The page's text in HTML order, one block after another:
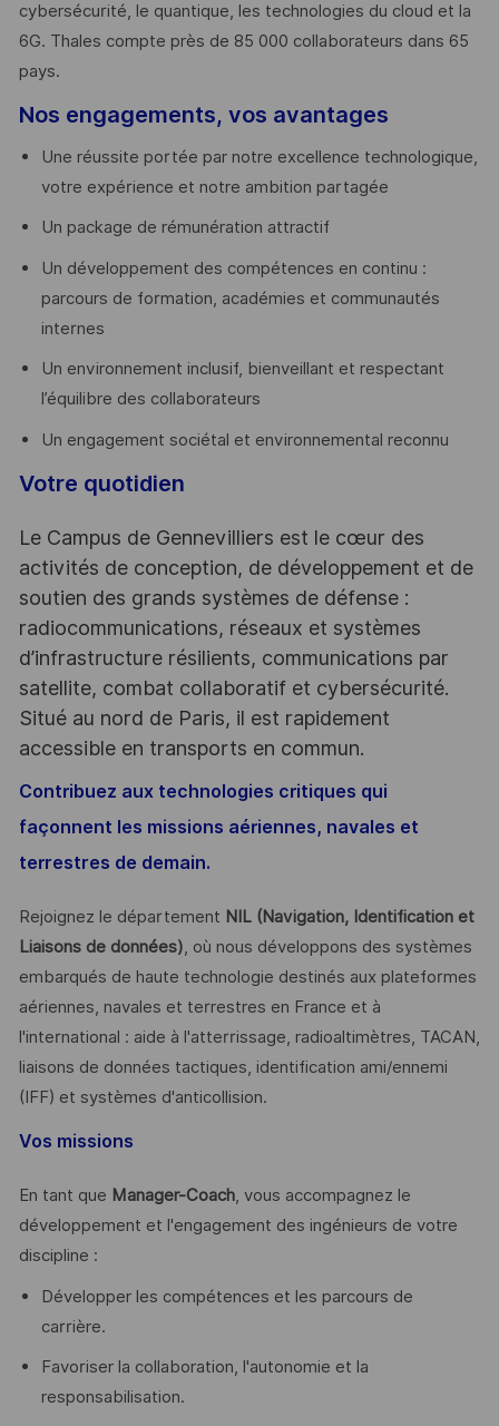
cybersécurité, le quantique, les technologies du cloud et la
6G. Thales compte près de 85 000 collaborateurs dans 65
pays. ​
Nos engagements, vos avantages
Une réussite portée par notre excellence technologique,
votre expérience et notre ambition partagée
Un package de rémunération attractif
Un développement des compétences en continu :
parcours de formation, académies et communautés
internes
Un environnement inclusif, bienveillant et respectant
l’équilibre des collaborateurs
Un engagement sociétal et environnemental reconnu
Votre quotidien
Le Campus de Gennevilliers est le cœur des
activités de conception, de développement et de
soutien des grands systèmes de défense :
radiocommunications, réseaux et systèmes
d’infrastructure résilients, communications par
satellite, combat collaboratif et cybersécurité.
Situé au nord de Paris, il est rapidement
accessible en transports en commun.
Contribuez aux technologies critiques qui
façonnent les missions aériennes, navales et
terrestres de demain.
Rejoignez le département NIL (Navigation, Identification et
Liaisons de données), où nous développons des systèmes
embarqués de haute technologie destinés aux plateformes
aériennes, navales et terrestres en France et à
l'international : aide à l'atterrissage, radioaltimètres, TACAN,
liaisons de données tactiques, identification ami/ennemi
(IFF) et systèmes d'anticollision.
Vos missions
En tant que Manager-Coach, vous accompagnez le
développement et l'engagement des ingénieurs de votre
discipline :
Développer les compétences et les parcours de
carrière.
Favoriser la collaboration, l'autonomie et la
responsabilisation.